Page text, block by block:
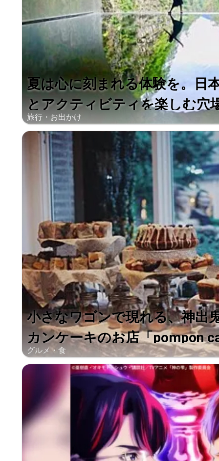
夏は心に刻まれる体験を。日
とアクティビティを楽しむ穴
旅行・お出かけ
小さなワゴンで現れる、神出
カンケーキのお店「pompon
グルメ・食